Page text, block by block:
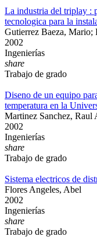
La industria del triplay :
tecnologica para la
Gutierrez Baeza, Mario;
2002
Ingenierías
share
Trabajo de grado
Diseno de un equipo
temperatura en la
Martinez Sanchez, Raul
2002
Ingenierías
share
Trabajo de grado
Sistema electricos de
Flores Angeles, Abel
2002
Ingenierías
share
Trabajo de grado